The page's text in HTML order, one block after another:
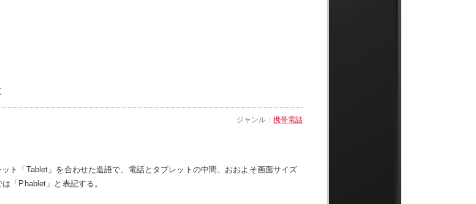
ジャンル： 携帯電話
ト「Tablet」を合わせた造語で、電話とタブレットの中間、おおよそ画面サイズ
「Phablet」と表記する。